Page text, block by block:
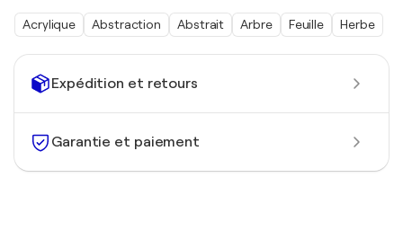
Expédition et retours
Garantie et paiement
Acrylique Abstraction Abstrait Arbre Feuille Herbe